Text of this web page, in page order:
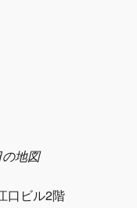
地図
口ビル2階